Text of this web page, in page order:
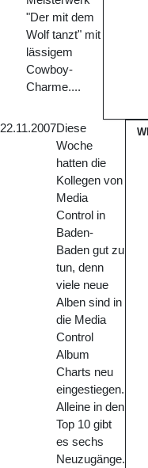
"Der mit dem
Wolf tanzt" mit
lässigem
Cowboy-
Charme....
22.11.2007Diese
Woche
hatten die
Kollegen von
Media
Control in
Baden-
Baden gut zu
tun, denn
viele neue
Alben sind in
die Media
Control
Album
Charts neu
eingestiegen.
Alleine in den
Top 10 gibt
es sechs
Neuzugänge.